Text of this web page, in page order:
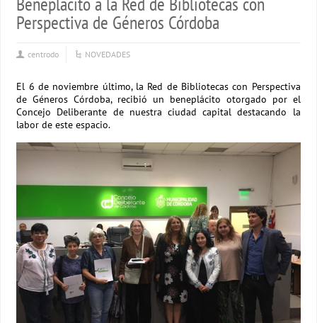
Perspectiva de Géneros Córdoba
centrodo NOVEDADES
El 6 de noviembre último, la Red de Bibliotecas con Perspectiva
de Géneros Córdoba, recibió un beneplácito otorgado por el
Concejo Deliberante de nuestra ciudad capital destacando la
labor de este espacio.